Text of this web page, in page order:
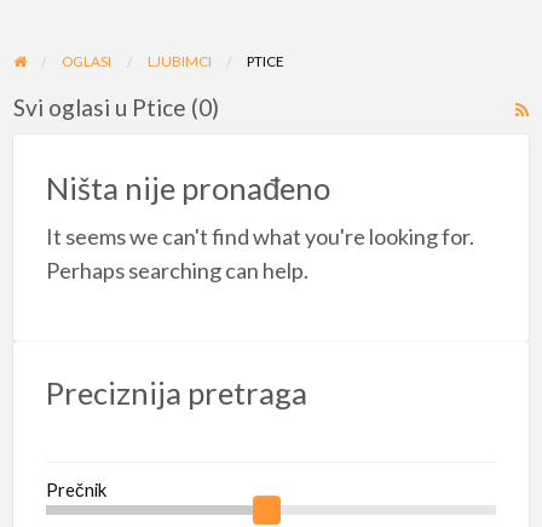
OGLASI LJUBIMCI PTICE
Svi oglasi u Ptice (0)
Ništa nije pronađeno
It seems we can't find what you're looking for.
Perhaps searching can help.
Preciznija pretraga
Prečnik